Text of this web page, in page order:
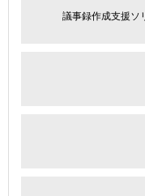
議事録作成支援ソ